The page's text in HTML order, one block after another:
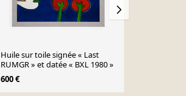
Huile sur toile signée « Last
RUMGR » et datée « BXL 1980 »
600 €